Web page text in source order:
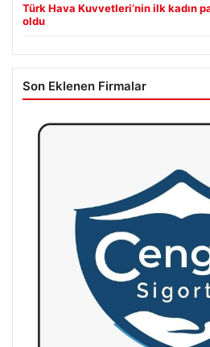
Türk Hava Kuvvetleri’nin ilk kadın
oldu
Son Eklenen Firmalar